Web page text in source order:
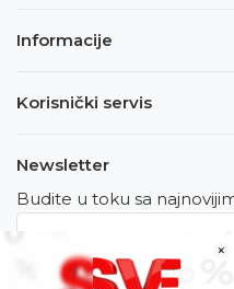
×
Informacije
Korisnički servis
Newsletter
Budite u toku sa